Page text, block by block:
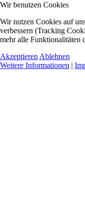
Wir benutzen Cookies
Wir nutzen Cookies auf
verbessern (Tracking
mehr alle Funktionalitäten
Akzeptieren Ablehnen
Weitere Informationen |